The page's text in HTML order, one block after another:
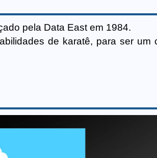
pela Data East em 1984.
de karatê, para ser um